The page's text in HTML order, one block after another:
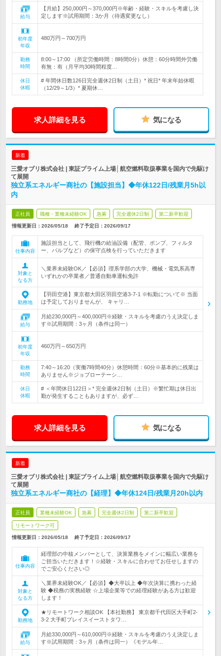
給与
【月給】250,000円～370,000円※年齢・経験・スキルを考慮し決
定します※試用期間：3か月（待遇変更なし）
初年度
年収
480万円～700万円
勤務
時間
8:00～17:00 （所定労働時間：8時間0分）休憩：60分時間外労働
有無：有（月平均30時間程度…
休日
休暇
# 年間休日数126日完全週休2日制（土日）* 祝日* 年末年始休暇
（12/29～1/3）* 夏期休…
求人詳細を見る 気になる
新着
三愛オブリ株式会社 | 東証プライム上場│航空燃料取扱事業を国内で先駆け
て展開
独立系エネルギー商社の【施設担当】◆年休122日/残業月5h以
内
正社員 職種・業種未経験OK 急募 完全週休2日制 第二新卒歓迎
情報更新日：2026/05/18 終了予定日： 2026/09/17
仕事内容
施設担当として、飛行機の給油設備（配管、ポンプ、フィルタ
ー、バルブなど）の保守点検を行っていただきます
対象と
なる方
＼業界未経験OK／【必須】理系学部の大学、機械・電気系高専
いずれかの卒業者／普通自動車運転免許
勤務地
【羽田空港】東京都大田区羽田空港3-7-1 ※転勤について※ 当面
は予定しておりませんが、 キャリ…
給与
月給230,000円～400,000円※経験・スキルを考慮のうえ決定しま
す※試用期間：3ヶ月（条件は同一）
初年度
年収
460万円～650万円
勤務
時間
7:40～16:20（実働7時間40分）休憩時間：60分※基本的に残業は
ありません※ジョブローテーシ…
休日
休暇
# ＜年間休日122日＞* 完全週休2日制（土日）※繁忙期は休日出
勤が発生することもありますが、必ず…
求人詳細を見る 気になる
新着
三愛オブリ株式会社 | 東証プライム上場│航空燃料取扱事業を国内で先駆け
て展開
独立系エネルギー商社の【経理】◆年休124日/残業月20h以内
正社員 業種未経験OK 急募 完全週休2日制 第二新卒歓迎
リモートワーク可
情報更新日：2026/05/18 終了予定日： 2026/09/17
仕事内容
経理部の中核メンバーとして、決算業務をメインに幅広い業務を
ご担当いただきます！☆経験・スキルに合わせてお任せしますの
でご安心ください◎
対象と
なる方
＼業界未経験OK／【必須】◆大卒以上 ◆年次決算に携わった経
験 ◆税務の実務経験 ☆上場企業等での経理経験がある方は歓迎
します！
勤務地
★リモートワーク相談OK 【本社勤務】 東京都千代田区大手町2-
3-2 大手町プレイスイーストタワ…
給与
月給330,000円～610,000円※経験・スキルを考慮のうえ決定しま
す※試用期間：3ヶ月（条件は同一）《モデル年…